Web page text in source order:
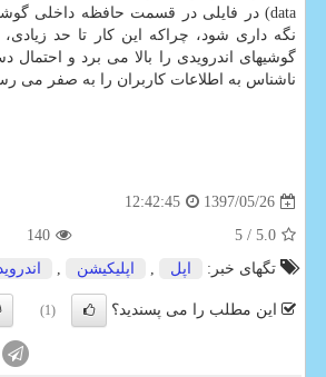
data) در فایلی در قسمت حافظه داخلی گوشیهای
نگه داری شود، چراكه این كار تا حد
گوشیهای اندرویدی را بالا می برد و احتمال
ناشناس به اطلاعات كاربران را به صفر می
1397/05/26
12:42:45
5.0
/ 5
140
تگهای خبر:
اپل , اپلیكیشن ,
این مطلب را می پسندید؟ (1)